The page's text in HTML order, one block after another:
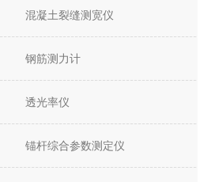
混凝土裂缝测宽仪
钢筋测力计
透光率仪
锚杆综合参数测定仪